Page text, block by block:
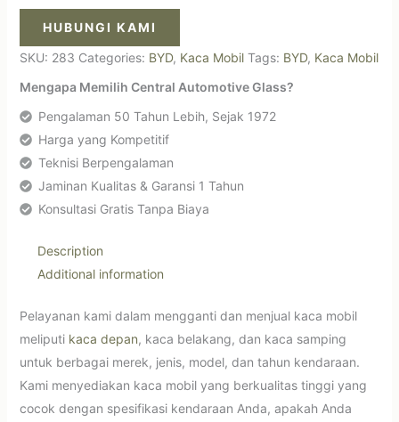
HUBUNGI KAMI
SKU: 283 Categories: BYD, Kaca Mobil Tags: BYD, Kaca Mobil
Mengapa Memilih Central Automotive Glass?
Pengalaman 50 Tahun Lebih, Sejak 1972
Harga yang Kompetitif
Teknisi Berpengalaman
Jaminan Kualitas & Garansi 1 Tahun
Konsultasi Gratis Tanpa Biaya
Description
Additional information
Pelayanan kami dalam mengganti dan menjual kaca mobil
meliputi kaca depan, kaca belakang, dan kaca samping
untuk berbagai merek, jenis, model, dan tahun kendaraan.
Kami menyediakan kaca mobil yang berkualitas tinggi yang
cocok dengan spesifikasi kendaraan Anda, apakah Anda